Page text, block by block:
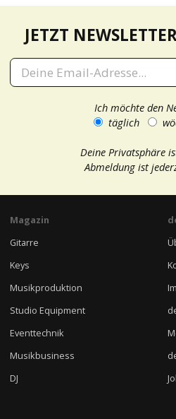
JETZT
Ich möchte den
täglich
Deine Privatsphäre
Abmeldung ist
Magazin
Gitarre
Keys
Musikproduktion
Studio Equipment
Eventtechnik
Musikbusiness
DJ